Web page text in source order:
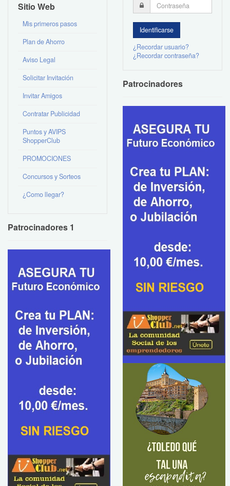
Sitio Web
Mis primeros pasos
Plan de Ahorro
Aviso Legal
Solicitar Invitación
Invitar Amigos
Contratar Publicidad
Puntos y AVIPS
ShopperClub
PROMOCIONES
Concursos y Sorteos
¿Como llegar?
Patrocinadores 1
¿Recordar usuario?
¿Recordar contraseña?
Patrocinadores